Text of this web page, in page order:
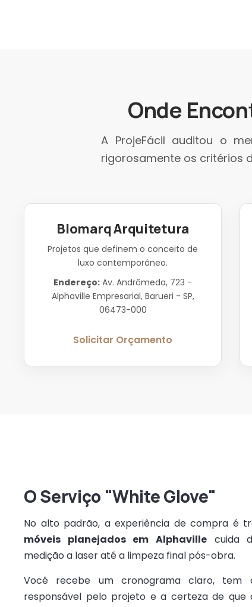
Onde
A ProjeFácil auditou o
rigorosamente os critérios
Blomarq Arquitetura
Projetos que definem o conceito de
luxo contemporâneo.
Endereço: Av. Andrômeda, 723 -
Alphaville Empresarial, Barueri - SP,
06473-000
Solicitar Orçamento
O Serviço "White Glove"
No alto padrão, a experiência de compra é
móveis planejados em Alphavillecuida
medição a laser até a limpeza final pós-obra.
Você recebe um cronograma claro, tem
responsável pelo projeto e a certeza de que